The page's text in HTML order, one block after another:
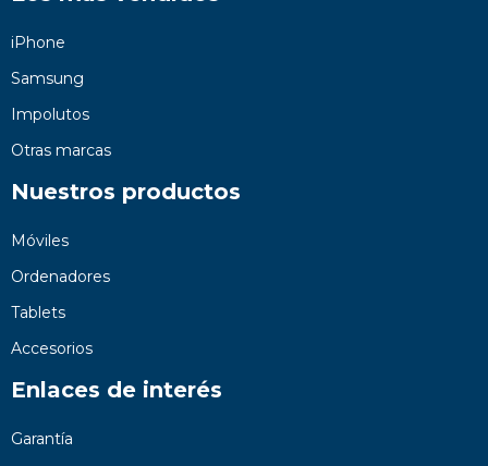
iPhone
Samsung
Impolutos
Otras marcas
Nuestros productos
Móviles
Ordenadores
Tablets
Accesorios
Enlaces de interés
Garantía